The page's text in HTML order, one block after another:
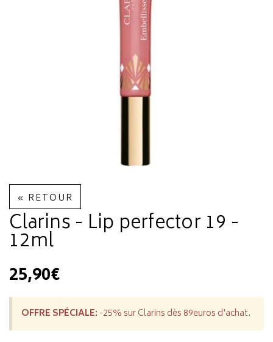
« RETOUR
Clarins - Lip perfector 19 -
12ml
25,90€
OFFRE SPÉCIALE: -25% sur Clarins dès 89euros d'achat.